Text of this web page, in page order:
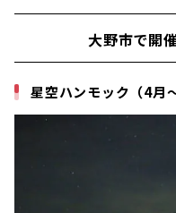
大野市で開
星空ハンモック（4月